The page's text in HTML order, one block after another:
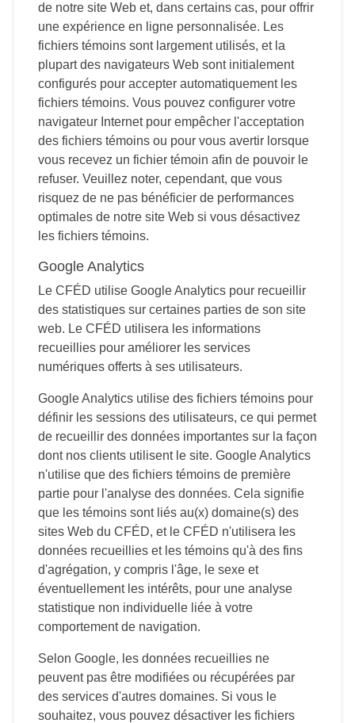
de notre site Web et, dans certains cas, pour offrir
une expérience en ligne personnalisée. Les
fichiers témoins sont largement utilisés, et la
plupart des navigateurs Web sont initialement
configurés pour accepter automatiquement les
fichiers témoins. Vous pouvez configurer votre
navigateur Internet pour empêcher l'acceptation
des fichiers témoins ou pour vous avertir lorsque
vous recevez un fichier témoin afin de pouvoir le
refuser. Veuillez noter, cependant, que vous
risquez de ne pas bénéficier de performances
optimales de notre site Web si vous désactivez
les fichiers témoins.
Google Analytics
Le CFÉD utilise Google Analytics pour recueillir
des statistiques sur certaines parties de son site
web. Le CFÉD utilisera les informations
recueillies pour améliorer les services
numériques offerts à ses utilisateurs.
Google Analytics utilise des fichiers témoins pour
définir les sessions des utilisateurs, ce qui permet
de recueillir des données importantes sur la façon
dont nos clients utilisent le site. Google Analytics
n'utilise que des fichiers témoins de première
partie pour l'analyse des données. Cela signifie
que les témoins sont liés au(x) domaine(s) des
sites Web du CFÉD, et le CFÉD n'utilisera les
données recueillies et les témoins qu'à des fins
d'agrégation, y compris l'âge, le sexe et
éventuellement les intérêts, pour une analyse
statistique non individuelle liée à votre
comportement de navigation.
Selon Google, les données recueillies ne
peuvent pas être modifiées ou récupérées par
des services d'autres domaines. Si vous le
souhaitez, vous pouvez désactiver les fichiers